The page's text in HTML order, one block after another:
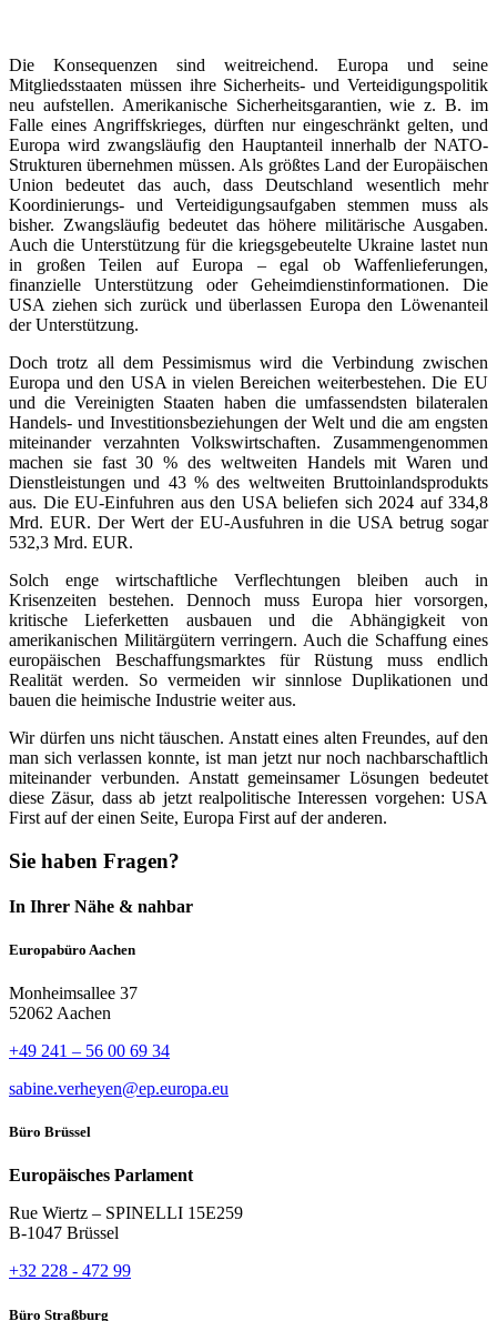
Die Konsequenzen sind weitreichend. Europa und seine
Mitgliedsstaaten müssen ihre Sicherheits- und Verteidigungspolitik
neu aufstellen. Amerikanische Sicherheitsgarantien, wie z. B. im
Falle eines Angriffskrieges, dürften nur eingeschränkt gelten, und
Europa wird zwangsläufig den Hauptanteil innerhalb der NATO-
Strukturen übernehmen müssen. Als größtes Land der Europäischen
Union bedeutet das auch, dass Deutschland wesentlich mehr
Koordinierungs- und Verteidigungsaufgaben stemmen muss als
bisher. Zwangsläufig bedeutet das höhere militärische Ausgaben.
Auch die Unterstützung für die kriegsgebeutelte Ukraine lastet nun
in großen Teilen auf Europa – egal ob Waffenlieferungen,
finanzielle Unterstützung oder Geheimdienstinformationen. Die
USA ziehen sich zurück und überlassen Europa den Löwenanteil
der Unterstützung.
Doch trotz all dem Pessimismus wird die Verbindung zwischen
Europa und den USA in vielen Bereichen weiterbestehen. Die EU
und die Vereinigten Staaten haben die umfassendsten bilateralen
Handels- und Investitionsbeziehungen der Welt und die am engsten
miteinander verzahnten Volkswirtschaften. Zusammengenommen
machen sie fast 30 % des weltweiten Handels mit Waren und
Dienstleistungen und 43 % des weltweiten Bruttoinlandsprodukts
aus. Die EU-Einfuhren aus den USA beliefen sich 2024 auf 334,8
Mrd. EUR. Der Wert der EU-Ausfuhren in die USA betrug sogar
532,3 Mrd. EUR.
Solch enge wirtschaftliche Verflechtungen bleiben auch in
Krisenzeiten bestehen. Dennoch muss Europa hier vorsorgen,
kritische Lieferketten ausbauen und die Abhängigkeit von
amerikanischen Militärgütern verringern. Auch die Schaffung eines
europäischen Beschaffungsmarktes für Rüstung muss endlich
Realität werden. So vermeiden wir sinnlose Duplikationen und
bauen die heimische Industrie weiter aus.
Wir dürfen uns nicht täuschen. Anstatt eines alten Freundes, auf den
man sich verlassen konnte, ist man jetzt nur noch nachbarschaftlich
miteinander verbunden. Anstatt gemeinsamer Lösungen bedeutet
diese Zäsur, dass ab jetzt realpolitische Interessen vorgehen: USA
First auf der einen Seite, Europa First auf der anderen.
Sie haben Fragen?
In Ihrer Nähe & nahbar
Europabüro Aachen
Monheimsallee 37
52062 Aachen
+49 241 – 56 00 69 34
sabine.verheyen@ep.europa.eu
Büro Brüssel
Europäisches Parlament
Rue Wiertz – SPINELLI 15E259
B-1047 Brüssel
+32 228 - 472 99
Büro Straßburg